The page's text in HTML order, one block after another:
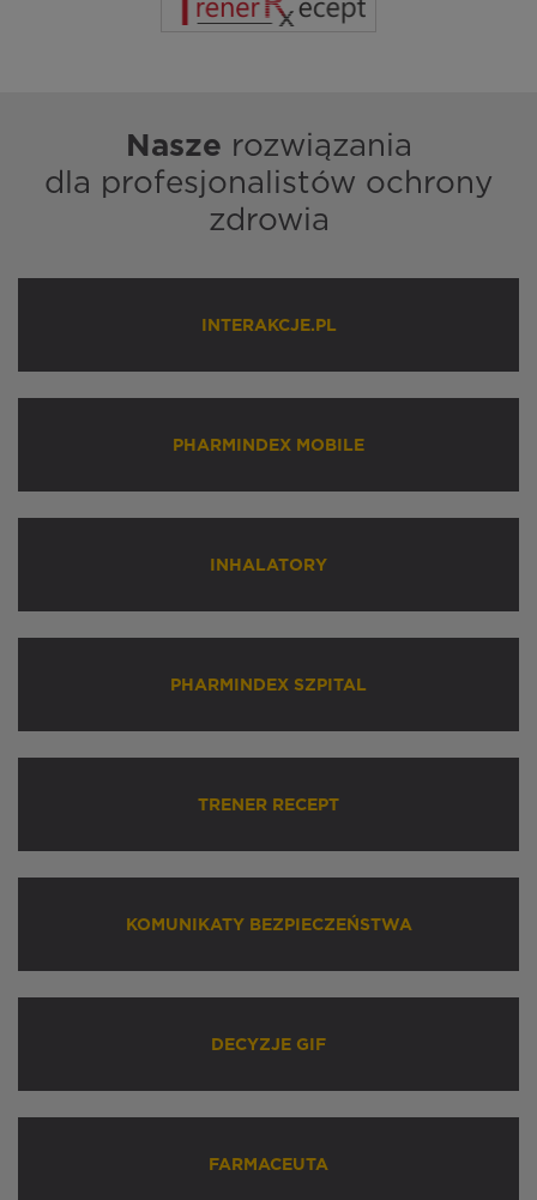
Nasze rozwiązania
dla profesjonalistów ochrony
zdrowia
INTERAKCJE.PL
PHARMINDEX MOBILE
INHALATORY
PHARMINDEX SZPITAL
TRENER RECEPT
KOMUNIKATY BEZPIECZEŃSTWA
DECYZJE GIF
FARMACEUTA